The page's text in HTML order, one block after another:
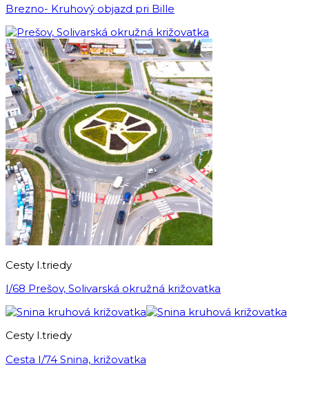
Brezno- Kruhový objazd pri Bille
Cesty I.triedy
I/68 Prešov, Solivarská okružná križovatka
Cesty I.triedy
Cesta I/74 Snina, križovatka